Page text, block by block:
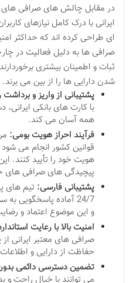
در مقابل چالش های صرافی های
ایرانی با درک کامل نیازهای
ای طراحی کرده اند که حداکثر
صرافی ها به دلیل فعالیت در
ثبات و اطمینان بیشتری
شدن دارایی ها را از بین می برند.
پشتیبانی از واریز و برداشت
با کارت های بانکی ایرانی،
همه آسان می کند.
فرآیند احراز هویت بومی:
قوانین کشور انجام می شود
هویت خود را تأیید کنند.
پیچیدگی های صرافی
پشتیبانی فارسی: تیم های
24/7 آماده پاسخگویی
و این موضوع اعتماد و
امنیت بالا با رعایت
صرافی های معتبر ایرانی
حفاظت از دارایی و
تضمین دسترسی دائمی
می توانند با خیال راحت